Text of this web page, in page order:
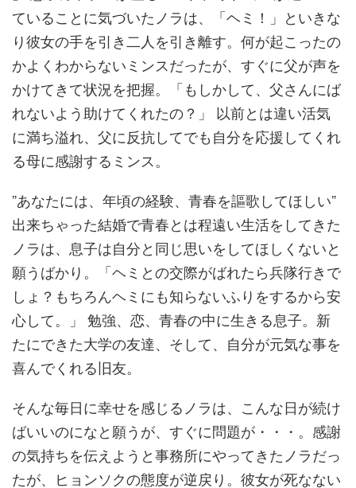
ていることに気づいたノラは、「ヘミ！」といきな
り彼女の手を引き二人を引き離す。何が起こったの
かよくわからないミンスだったが、すぐに父が声を
かけてきて状況を把握。「もしかして、父さんにば
れないよう助けてくれたの？」 以前とは違い活気
に満ち溢れ、父に反抗してでも自分を応援してくれ
る母に感謝するミンス。
”あなたには、年頃の経験、青春を謳歌してほしい”
出来ちゃった結婚で青春とは程遠い生活をしてきた
ノラは、息子は自分と同じ思いをしてほしくないと
願うばかり。「ヘミとの交際がばれたら兵隊行きで
しょ？もちろんヘミにも知らないふりをするから安
心して。」 勉強、恋、青春の中に生きる息子。新
たにできた大学の友達、そして、自分が元気な事を
喜んでくれる旧友。
そんな毎日に幸せを感じるノラは、こんな日が続け
ばいいのになと願うが、すぐに問題が・・・。感謝
の気持ちを伝えようと事務所にやってきたノラだっ
たが、ヒョンソクの態度が逆戻り。彼女が死なない